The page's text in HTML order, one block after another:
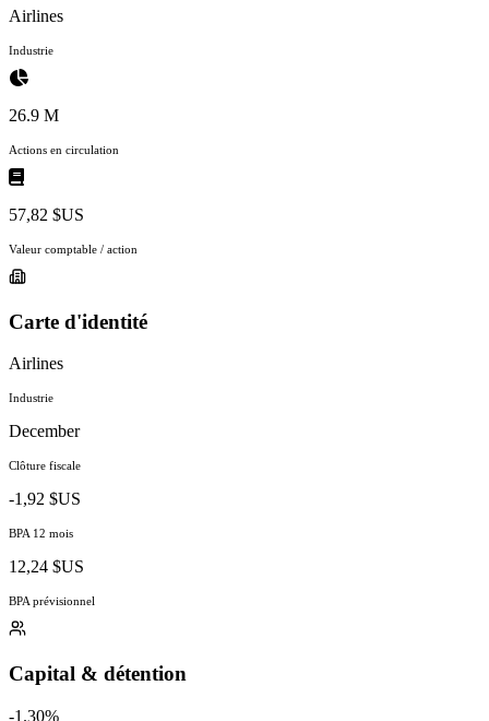
Airlines
Industrie
26.9 M
Actions en circulation
57,82 $US
Valeur comptable / action
Carte d'identité
Airlines
Industrie
December
Clôture fiscale
-1,92 $US
BPA 12 mois
12,24 $US
BPA prévisionnel
Capital & détention
-1.30%